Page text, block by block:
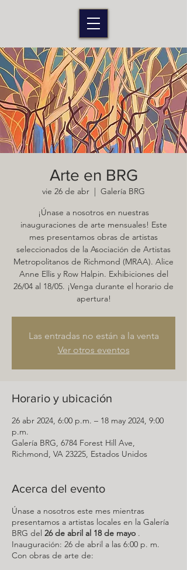
Arte en BRG
vie 26 de abr
  |
Galería BRG
¡Únase a nosotros en nuestras
inauguraciones de arte mensuales! Este
mes presentamos obras de artistas
seleccionados de la Asociación de Artistas
Metropolitanos de Richmond (MRAA). Alice
Anne Ellis y Row Halpin. Exhibiciones del
26/04 al 18/05. ¡Venga durante el horario de
apertura!
Las entradas no están a la venta
Ver otros eventos
Horario y ubicación
26 abr 2024, 6:00 p.m. – 18 may 2024, 9:00
p.m.
Galería BRG, 6784 Forest Hill Ave,
Richmond, VA 23225, Estados Unidos
Acerca del evento
Únase a nosotros este mes mientras
presentamos a artistas locales en la Galería
BRG del 26 de abril al 18 de mayo .
Inauguración: 26 de abril a las 6:00 p. m.
Con obras de arte de: